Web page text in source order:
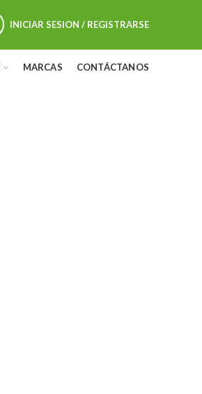
INICIAR SESION / REGISTRARSE
MARCAS CONTÁCTANOS